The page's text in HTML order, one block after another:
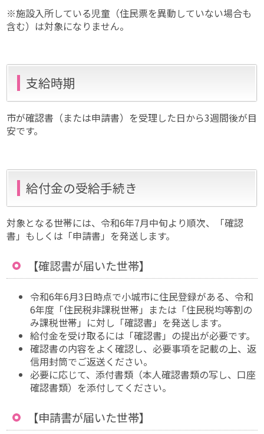
※施設入所している児童（住民票を異動していない場合も
含む）は対象になりません。
支給時期
市が確認書（または申請書）を受理した日から3週間後が目
安です。
給付金の受給手続き
対象となる世帯には、令和6年7月中旬より順次、「確認
書」もしくは「申請書」を発送します。
【確認書が届いた世帯】
令和6年6月3日時点で小城市に住民登録がある、令和
6年度「住民税非課税世帯」または「住民税均等割の
み課税世帯」に対し「確認書」を発送します。
給付金を受け取るには「確認書」の提出が必要です。
確認書の内容をよく確認し、必要事項を記載の上、返
信用封筒でご返送ください。
必要に応じて、添付書類（本人確認書類の写し、口座
確認書類）を添付してください。
【申請書が届いた世帯】